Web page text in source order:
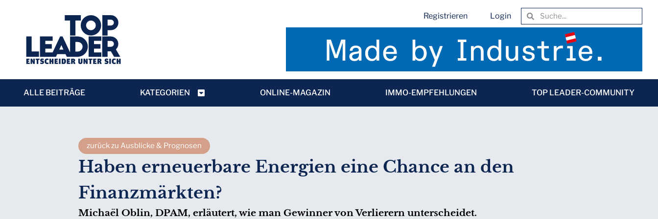
Registrieren Login
ALLE BEITRÄGE KATEGORIEN ONLINE-MAGAZIN IMMO-EMPFEHLUNGEN TOP LEADER-COMMUNITY
zurück zu Ausblicke & Prognosen
Haben erneuerbare Energien eine Chance an den
Finanzmärkten?
Michaël Oblin, DPAM, erläutert, wie man Gewinner von Verlierern unterscheidet.